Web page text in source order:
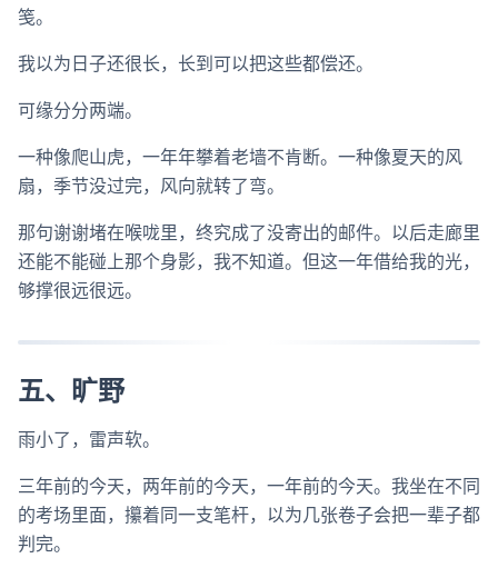
笺。
我以为日子还很长，长到可以把这些都偿还。
可缘分分两端。
一种像爬山虎，一年年攀着老墙不肯断。一种像夏天的风
扇，季节没过完，风向就转了弯。
那句谢谢堵在喉咙里，终究成了没寄出的邮件。以后走廊里
还能不能碰上那个身影，我不知道。但这一年借给我的光，
够撑很远很远。
五、旷野
雨小了，雷声软。
三年前的今天，两年前的今天，一年前的今天。我坐在不同
的考场里面，攥着同一支笔杆，以为几张卷子会把一辈子都
判完。